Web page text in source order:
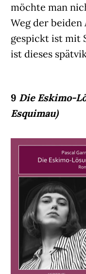
möchte man
Weg der beiden
gespickt ist mit
ist dieses
9 Die Eskimo-
Esquimau)